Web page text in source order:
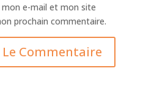
e-mail et mon site
prochain commentaire.